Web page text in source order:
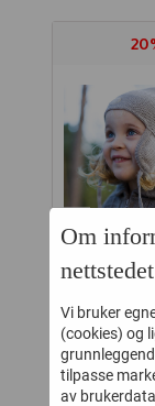
CLASSIC
449,-
Om
nettstedet
Vi bruker
(cookies) og
tilpasse
av